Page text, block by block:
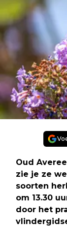
Oud
zie je ze
soorten
om 13.30
door het